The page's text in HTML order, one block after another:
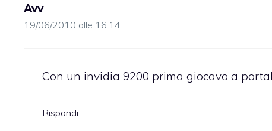
Avv
19/06/2010 alle 16:14
Con un invidia 9200 prima giocavo a
Rispondi